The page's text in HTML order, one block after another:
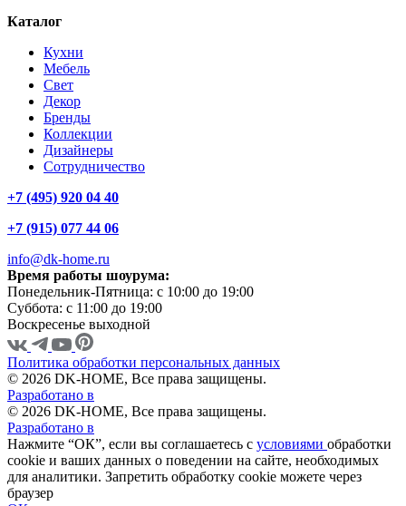
Каталог
Кухни
Мебель
Свет
Декор
Бренды
Коллекции
Дизайнеры
Сотрудничество
+7 (495) 920 04 40
+7 (915) 077 44 06
info@dk-home.ru
Время работы шоурума:
Понедельник-Пятница: c 10:00 до 19:00
Суббота: c 11:00 до 19:00
Воскресенье выходной
Политика обработки персональных данных
© 2026 DK-HOME, Все права защищены.
Разработано в
© 2026 DK-HOME, Все права защищены.
Разработано в
Нажмите “ОК”, если вы соглашаетесь с условиями обработки
cookie и ваших данных о поведении на сайте, необходимых
для аналитики. Запретить обработку cookie можете через
браузер